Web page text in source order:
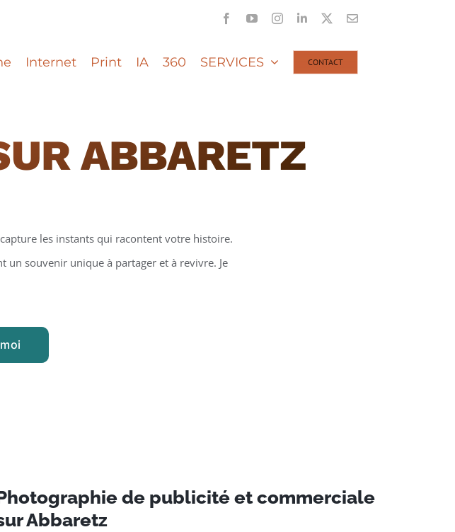
FacebookYouTubeInstagramLinkedIn Email
Internet Print IA 360 SERVICES CONTACT
ABBARETZ
les instants qui racontent votre histoire.
souvenir unique à partager et à revivre. Je
de publicité et commerciale
Abbaretz